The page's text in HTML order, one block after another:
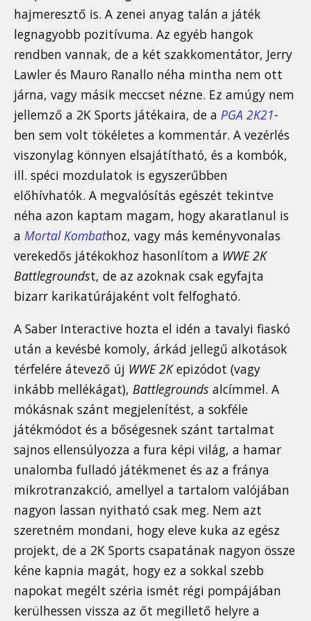
hajmeresztő is. A zenei anyag talán a játék
legnagyobb pozitívuma. Az egyéb hangok
rendben vannak, de a két szakkomentátor, Jerry
Lawler és Mauro Ranallo néha mintha nem ott
járna, vagy másik meccset nézne. Ez amúgy nem
jellemző a 2K Sports játékaira, de a PGA 2K21-
ben sem volt tökéletes a kommentár. A vezérlés
viszonylag könnyen elsajátítható, és a kombók,
ill. spéci mozdulatok is egyszerűbben
előhívhatók. A megvalósítás egészét tekintve
néha azon kaptam magam, hogy akaratlanul is
a Mortal Kombathoz, vagy más keményvonalas
verekedős játékokhoz hasonlítom a WWE 2K
Battlegroundst, de az azoknak csak egyfajta
bizarr karikatúrájaként volt felfogható.
A Saber Interactive hozta el idén a tavalyi fiaskó
után a kevésbé komoly, árkád jellegű alkotások
térfelére átevező új WWE 2Kepizódot (vagy
inkább mellékágat), Battlegrounds alcímmel. A
mókásnak szánt megjelenítést, a sokféle
játékmódot és a bőségesnek szánt tartalmat
sajnos ellensúlyozza a fura képi világ, a hamar
unalomba fulladó játékmenet és az a fránya
mikrotranzakció, amellyel a tartalom valójában
nagyon lassan nyitható csak meg. Nem azt
szeretném mondani, hogy eleve kuka az egész
projekt, de a 2K Sports csapatának nagyon össze
kéne kapnia magát, hogy ez a sokkal szebb
napokat megélt széria ismét régi pompájában
kerülhessen vissza az őt megillető helyre a